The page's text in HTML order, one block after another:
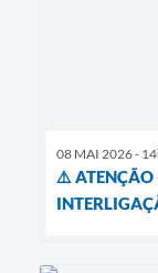
08 MAI 2026 -
⚠️